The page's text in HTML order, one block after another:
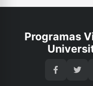
Programas